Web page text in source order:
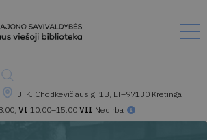
J. K. Chodkevičiaus g. 1B, LT–97130 Kretinga
VI 10.00–15.00 VII Nedirba